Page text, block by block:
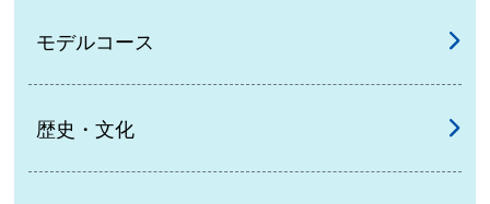
モデルコース
歴史・文化